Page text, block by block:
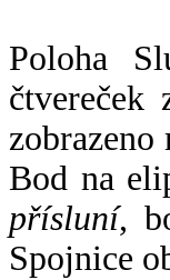
Poloha
čtvereček
Bod na
přísluní,
Spojnice